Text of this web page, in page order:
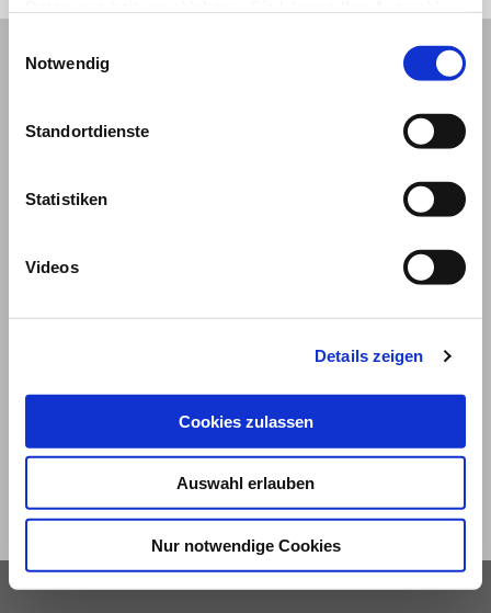
Notwendig
Standortdienste
Statistiken
Videos
Details zeigen
Cookies zulassen
Auswahl erlauben
Nur notwendige Cookies
Impressum und Nutzungsbedingungen
Qualitätsrichtlinien Barrierefreiheit